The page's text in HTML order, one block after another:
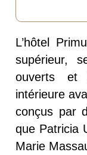
L’hôtel
supérieur,
ouverts et
intérieure
conçus par
que Patricia
Marie